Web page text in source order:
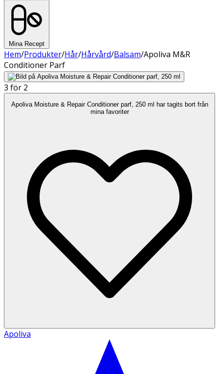
Mina Recept
Hem/Produkter/Hår/Hårvård/Balsam/Apoliva M&R
Conditioner Parf
3 för 2
Apoliva Moisture & Repair Conditioner parf, 250 ml har tagits bort från
mina favoriter
Apoliva